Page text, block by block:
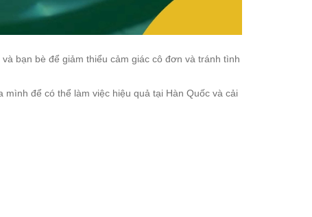
bạn bè để giảm thiểu cảm giác cô đơn và tránh tình
để có thể làm việc hiệu quả tại Hàn Quốc và cải